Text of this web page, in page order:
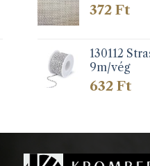
372Ft
130112
9m/vég
632Ft